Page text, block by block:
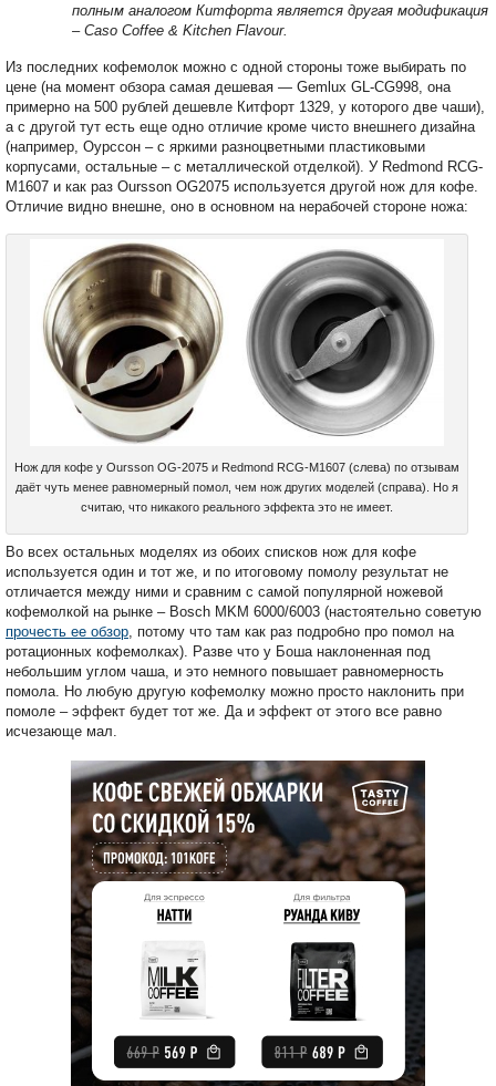
полным аналогом Китфорта является другая модификация
– Caso Coffee & Kitchen Flavour.
Из последних кофемолок можно с одной стороны тоже выбирать по
цене (на момент обзора самая дешевая — Gemlux GL-CG998, она
примерно на 500 рублей дешевле Китфорт 1329, у которого две чаши),
а с другой тут есть еще одно отличие кроме чисто внешнего дизайна
(например, Оурссон – с яркими разноцветными пластиковыми
корпусами, остальные – с металлической отделкой). У Redmond RCG-
M1607 и как раз Oursson OG2075 используется другой нож для кофе.
Отличие видно внешне, оно в основном на нерабочей стороне ножа:
Нож для кофе у Oursson OG-2075 и Redmond RCG-M1607 (слева) по отзывам
даёт чуть менее равномерный помол, чем нож других моделей (справа). Но я
считаю, что никакого реального эффекта это не имеет.
Во всех остальных моделях из обоих списков нож для кофе
используется один и тот же, и по итоговому помолу результат не
отличается между ними и сравним с самой популярной ножевой
кофемолкой на рынке – Bosch MKM 6000/6003 (настоятельно советую
прочесть ее обзор, потому что там как раз подробно про помол на
ротационных кофемолках). Разве что у Боша наклоненная под
небольшим углом чаша, и это немного повышает равномерность
помола. Но любую другую кофемолку можно просто наклонить при
помоле – эффект будет тот же. Да и эффект от этого все равно
исчезающе мал.